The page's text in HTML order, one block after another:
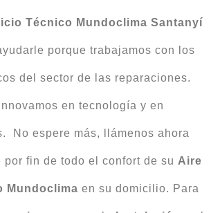
Técnico Mundoclima Santanyí
porque trabajamos con los
del sector de las reparaciones.
en tecnología y en
No espere más, llámenos ahora
por fin de todo el confort de su Aire
Mundoclima en su domicilio. Para